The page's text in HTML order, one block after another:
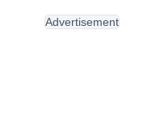
Advertisement